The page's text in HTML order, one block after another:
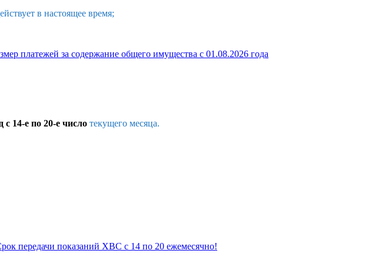
в настоящее время;
платежей за содержание общего имущества с 01.08.2026 года
14-е по 20-е число текущего месяца.
передачи показаний ХВС с 14 по 20 ежемесячно!